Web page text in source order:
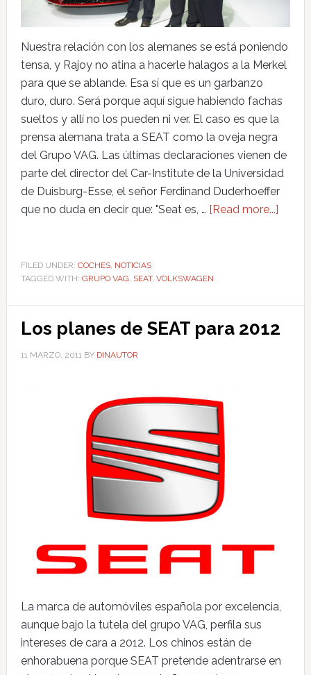
Nuestra relación con los alemanes se está poniendo
tensa, y Rajoy no atina a hacerle halagos a la Merkel
para que se ablande. Esa sí que es un garbanzo
duro, duro. Será porque aquí sigue habiendo fachas
sueltos y allí no los pueden ni ver. El caso es que la
prensa alemana trata a SEAT como la oveja negra
del Grupo VAG. Las últimas declaraciones vienen de
parte del director del Car-Institute de la Universidad
de Duisburg-Esse, el señor Ferdinand Duderhoeffer
que no duda en decir que: "Seat es, … [Read more...]
FILED UNDER: COCHES, NOTICIAS
TAGGED WITH: GRUPO VAG, SEAT, VOLKSWAGEN
Los planes de SEAT para 2012
11 MARZO, 2011BY DINAUTOR
La marca de automóviles española por excelencia,
aunque bajo la tutela del grupo VAG, perfila sus
intereses de cara a 2012. Los chinos están de
enhorabuena porque SEAT pretende adentrarse en